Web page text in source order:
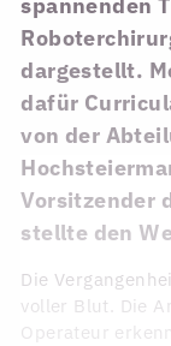
spannenden
dargestellt.
dafür
von der
Vorsitzender
stellte den
Die
voller Blut. Die
Operateur